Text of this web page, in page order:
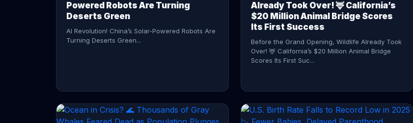
Powered Robots Are Turning
Deserts Green
AI Revolution! China’s Solar-Powered Robots Are
Turning Deserts Green...
Already Took Over! 🦌 California’s
$20 Million Animal Bridge Scores
Its First Success
Before the Grand Opening, Wildlife Already Took
Over! 🦌 California’s $20 Million Animal Bridge
Scores Its First Suc...